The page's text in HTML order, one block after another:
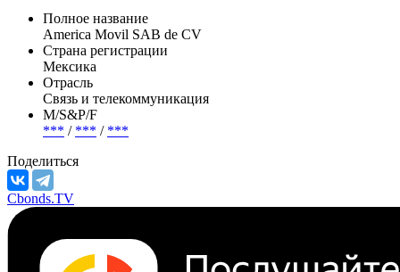
Полное название
America Movil SAB de CV
Страна регистрации
Мексика
Связь и телекоммуникация
М/S&P/F
***/
Поделиться
Cbonds.TV